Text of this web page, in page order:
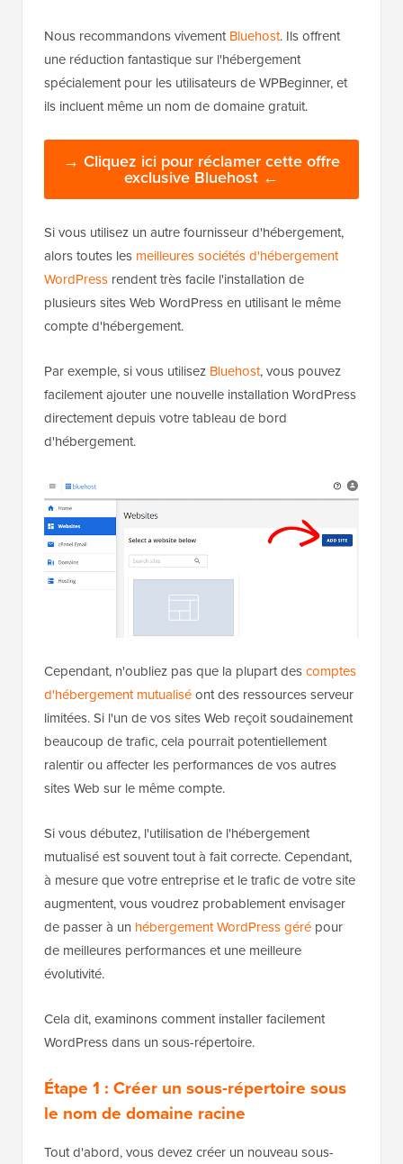
Nous recommandons vivementBluehost. Ils offrent
une réduction fantastique sur l'hébergement
spécialement pour les utilisateurs de WPBeginner, et
ils incluent même un nom de domaine gratuit.
→ Cliquez ici pour réclamer cette offre
exclusive Bluehost ←
Si vous utilisez un autre fournisseur d'hébergement,
alors toutes les meilleures sociétés d'hébergement
WordPress rendent très facile l'installation de
plusieurs sites Web WordPress en utilisant le même
compte d'hébergement.
Par exemple, si vous utilisez Bluehost, vous pouvez
facilement ajouter une nouvelle installation WordPress
directement depuis votre tableau de bord
d'hébergement.
Cependant, n'oubliez pas que la plupart descomptes
d'hébergement mutualiséont des ressources serveur
limitées. Si l'un de vos sites Web reçoit soudainement
beaucoup de trafic, cela pourrait potentiellement
ralentir ou affecter les performances de vos autres
sites Web sur le même compte.
Si vous débutez, l'utilisation de l'hébergement
mutualisé est souvent tout à fait correcte. Cependant,
à mesure que votre entreprise et le trafic de votre site
augmentent, vous voudrez probablement envisager
de passer à un hébergement WordPress géré pour
de meilleures performances et une meilleure
évolutivité.
Cela dit, examinons comment installer facilement
WordPress dans un sous-répertoire.
Étape 1 : Créer un sous-répertoire sous
le nom de domaine racine
Tout d'abord, vous devez créer un nouveau sous-